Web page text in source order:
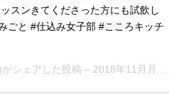
ッスンきてくださった方にも試飲し
ごと #仕込み女子部 #こころキッチ
シェアした投稿 – 2018年11月月18日午前5時03分PST